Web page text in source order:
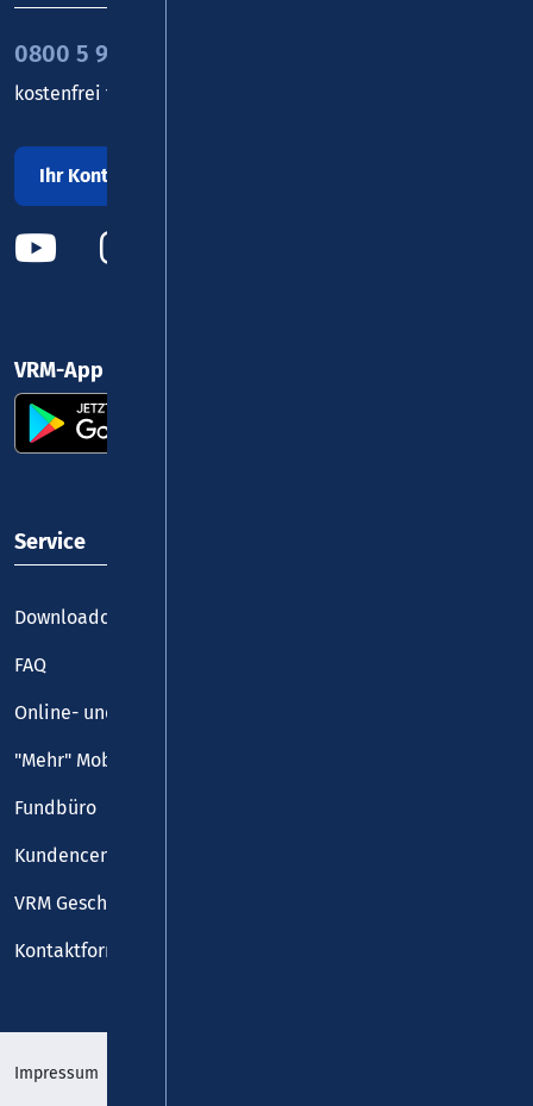
0800 5 986 986
kostenfrei täglich 8 - 20 Uhr
Ihr Kontakt zu uns
VRM-App nutzen und durchstarten
Service
Downloadcenter
FAQ
Online- und Handy-Tickets
"Mehr" Mobilität
Fundbüro
Kundencenter
VRM Geschäftsstelle
Kontaktformular
Impressum